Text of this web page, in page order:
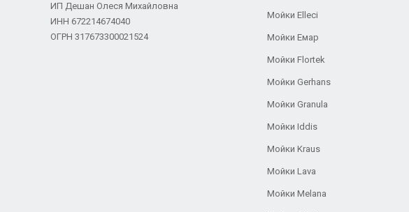
ИП Дешан Олеся Михайловна
ИНН 672214674040
ОГРН 317673300021524
Мойки Elleci
Мойки Емар
Мойки Flortek
Мойки Gerhans
Мойки Granula
Мойки Iddis
Мойки Kraus
Мойки Lava
Мойки Melana